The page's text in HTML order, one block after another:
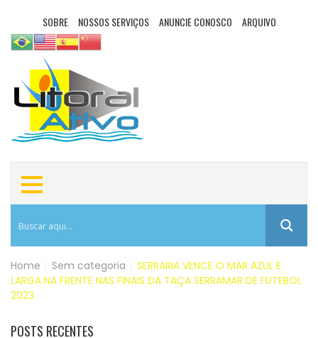
SOBRE NOSSOS SERVIÇOS ANUNCIE CONOSCO ARQUIVO
Home Sem categoria
SERRARIA VENCE O MAR AZUL E
LARGA NA FRENTE NAS FINAIS DA TAÇA SERRAMAR DE FUTEBOL
2023
POSTS RECENTES